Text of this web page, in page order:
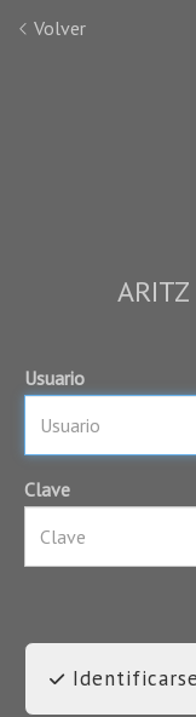
Volver
Usuario
Clave
Identificarse